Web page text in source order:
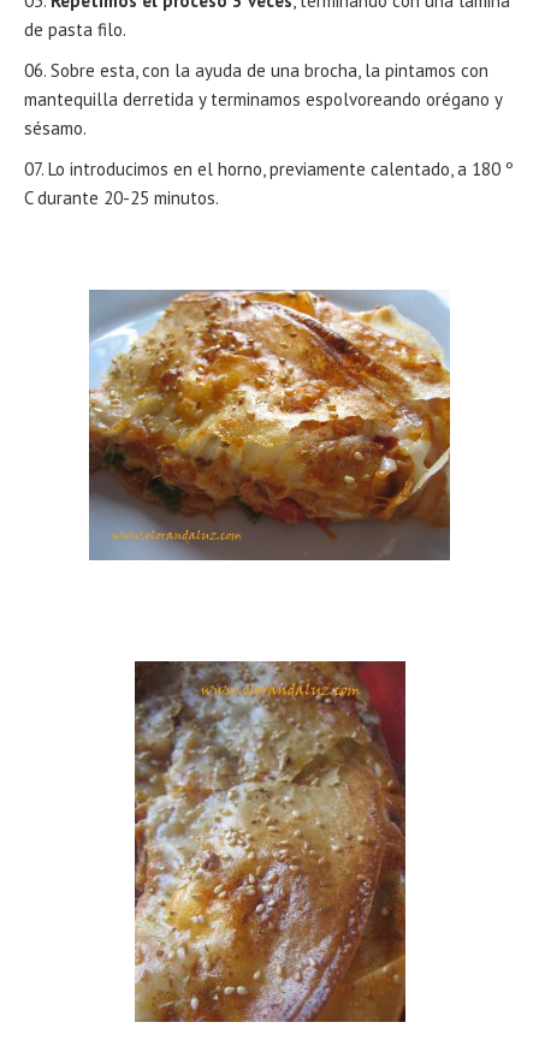
de pasta filo.
Sobre esta, con la ayuda de una brocha, la pintamos con
mantequilla derretida y terminamos espolvoreando orégano y
sésamo.
Lo introducimos en el horno, previamente calentado, a 180 º
C durante 20-25 minutos.